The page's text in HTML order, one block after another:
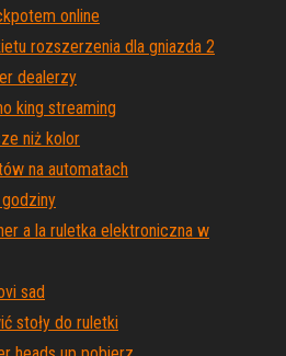
online
rozszerzenia dla gniazda 2
dealerzy
king streaming
niż kolor
na automatach
a la ruletka elektroniczna w
sad
stoły do ​​ruletki